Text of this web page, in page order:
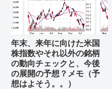
年末、来年に向けた米国
株指数やそれ以外の銘柄
の動向チェックと、今後
の展開の予想？メモ（予
想はよそう。。）